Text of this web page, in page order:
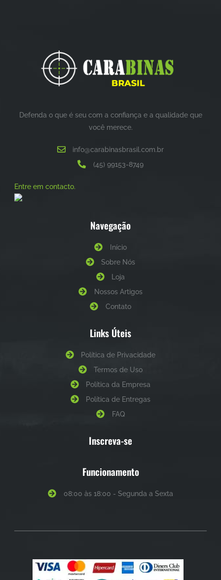
Defenda o que é seu com a confiança e a qualidade que
você merece.
info@carabinasbrasil.com.br
(45) 99153-8749
Entre em contacto.
Navegação
Início
Sobre Nós
Loja
Nossos Artigos
Contato
Links Úteis
Política de Privacidade
Termos de Uso
Política da Empresa
Política de Entregas
FAQ
Inscreva-se
Funcionamento
08:00 às 18:00 - Segunda a Sexta